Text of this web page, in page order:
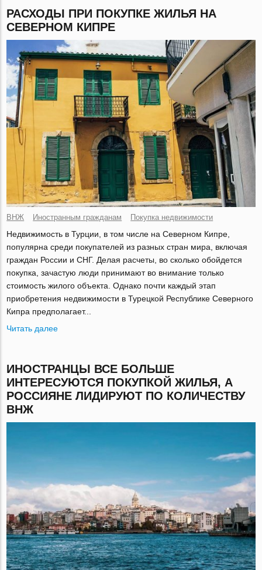
РАСХОДЫ ПРИ ПОКУПКЕ ЖИЛЬЯ НА
СЕВЕРНОМ КИПРЕ
ВНЖ Иностранным гражданам Покупка недвижимости
Недвижимость в Турции, в том числе на Северном Кипре,
популярна среди покупателей из разных стран мира, включая
граждан России и СНГ. Делая расчеты, во сколько обойдется
покупка, зачастую люди принимают во внимание только
стоимость жилого объекта. Однако почти каждый этап
приобретения недвижимости в Турецкой Республике Северного
Кипра предполагает...
Читать далее
ИНОСТРАНЦЫ ВСЕ БОЛЬШЕ
ИНТЕРЕСУЮТСЯ ПОКУПКОЙ ЖИЛЬЯ, А
РОССИЯНЕ ЛИДИРУЮТ ПО КОЛИЧЕСТВУ
ВНЖ